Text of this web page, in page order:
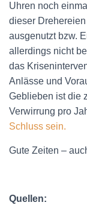
Uhren noch
dieser
ausgenutzt bzw.
allerdings nicht
das
Anlässe und
Geblieben ist die
Verwirrung pro
Schluss sein.
Gute Zeiten –
Quellen: